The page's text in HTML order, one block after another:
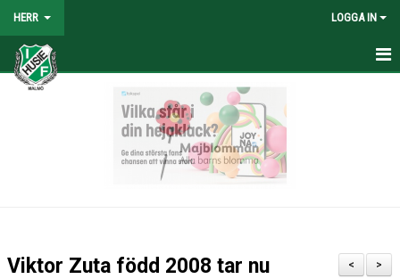
HERR LOGGA IN
HEM
>
<
Viktor Zuta född 2008 tar nu